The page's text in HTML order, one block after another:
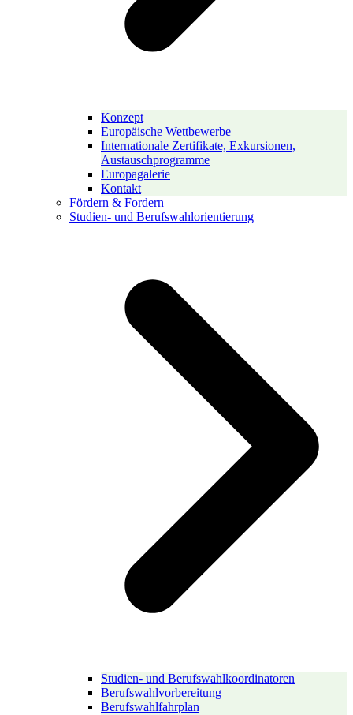
Konzept
Europäische Wettbewerbe
Internationale Zertifikate, Exkursionen,
Austauschprogramme
Europagalerie
Kontakt
Fördern & Fordern
Studien- und Berufswahlorientierung
Studien- und Berufswahlkoordinatoren
Berufswahlvorbereitung
Berufswahlfahrplan